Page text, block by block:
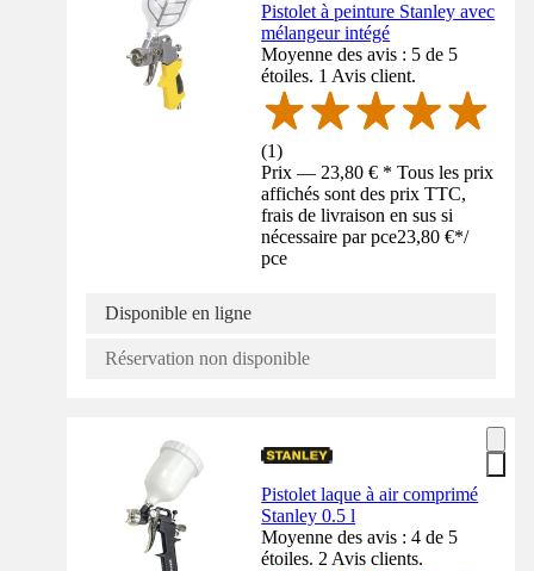
Pistolet à peinture Stanley avec
mélangeur intégé
Moyenne des avis : 5 de 5
étoiles. 1 Avis client.
(1)
Prix — 23,80 € * Tous les prix
affichés sont des prix TTC,
frais de livraison en sus si
nécessaire par pce23,80 €*/
pce
Disponible en ligne
Réservation non disponible
Pistolet laque à air comprimé
Stanley 0.5 l
Moyenne des avis : 4 de 5
étoiles. 2 Avis clients.